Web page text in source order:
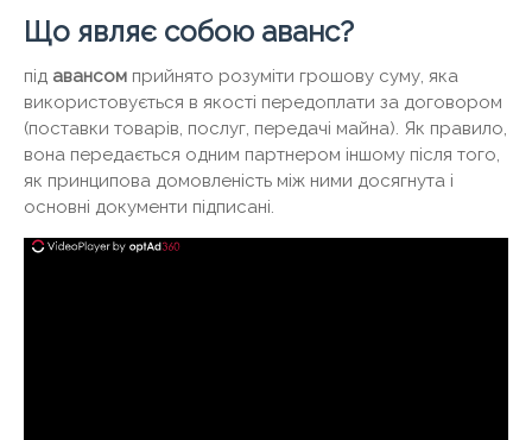
Що являє собою аванс?
під авансом прийнято розуміти грошову суму, яка
використовується в якості передоплати за договором
(поставки товарів, послуг, передачі майна). Як правило,
вона передається одним партнером іншому після того,
як принципова домовленість між ними досягнута і
основні документи підписані.